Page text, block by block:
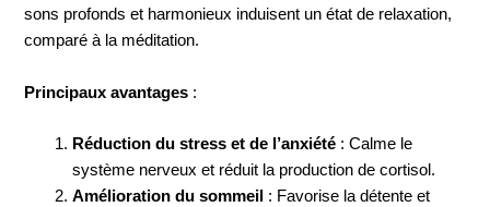
sons profonds et harmonieux induisent un état de relaxation,
comparé à la méditation.
Principaux avantages :
Réduction du stress et de l’anxiété : Calme le
système nerveux et réduit la production de cortisol.
Amélioration du sommeil : Favorise la détente et